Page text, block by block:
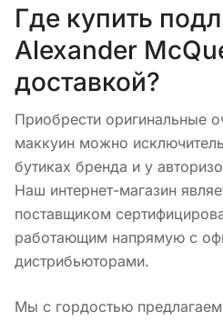
Где купить
Alexander
доставкой?
Приобрести оригинальные
маккуин можно
бутиках бренда и у
Наш интернет-магазин
поставщиком
работающим напрямую с
дистрибьюторами.
Мы с гордостью